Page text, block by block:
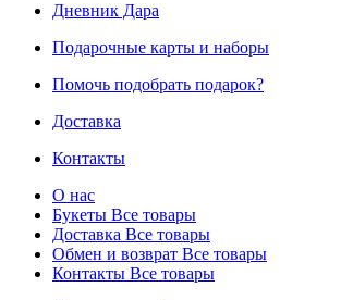
Дневник Дара
Подарочные карты и наборы
Помочь подобрать подарок?
Доставка
Контакты
О нас
Букеты Все товары
Доставка Все товары
Обмен и возврат Все товары
Контакты Все товары